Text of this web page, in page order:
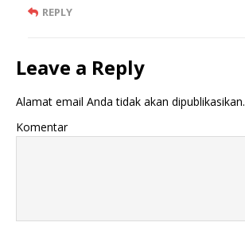
REPLY
Leave a Reply
Alamat email Anda tidak akan dipublikasikan.
Komentar